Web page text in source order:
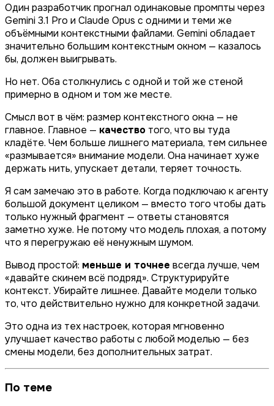
Один разработчик прогнал одинаковые промпты через
Gemini 3.1 Pro и Claude Opus с одними и теми же
объёмными контекстными файлами. Gemini обладает
значительно большим контекстным окном — казалось
бы, должен выигрывать.
Но нет. Оба столкнулись с одной и той же стеной
примерно в одном и том же месте.
Смысл вот в чём: размер контекстного окна — не
главное. Главное — качество того, что вы туда
кладёте. Чем больше лишнего материала, тем сильнее
«размывается» внимание модели. Она начинает хуже
держать нить, упускает детали, теряет точность.
Я сам замечаю это в работе. Когда подключаю к агенту
большой документ целиком — вместо того чтобы дать
только нужный фрагмент — ответы становятся
заметно хуже. Не потому что модель плохая, а потому
что я перегружаю её ненужным шумом.
Вывод простой: меньше и точнее всегда лучше, чем
«давайте скинем всё подряд». Структурируйте
контекст. Убирайте лишнее. Давайте модели только
то, что действительно нужно для конкретной задачи.
Это одна из тех настроек, которая мгновенно
улучшает качество работы с любой моделью — без
смены модели, без дополнительных затрат.
По теме